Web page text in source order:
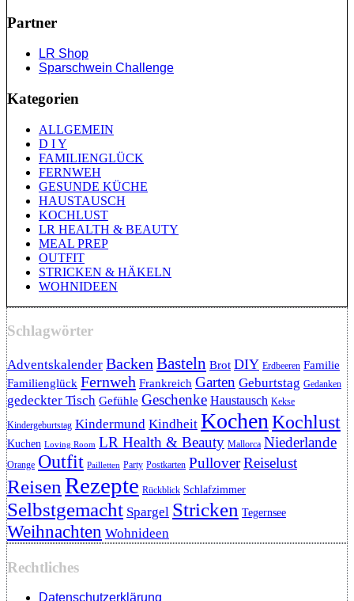
Partner
LR Shop
Sparschwein Challenge
Kategorien
ALLGEMEIN
D I Y
FAMILIENGLÜCK
FERNWEH
GESUNDE KÜCHE
HAUSTAUSCH
KOCHLUST
LR HEALTH & BEAUTY
MEAL PREP
OUTFIT
STRICKEN & HÄKELN
WOHNIDEEN
Schlagwörter
Adventskalender Backen Basteln Brot DIY Erdbeeren Familie
Familienglück Fernweh Frankreich Garten Geburtstag Gedanken
gedeckter Tisch Gefühle Geschenke Haustausch Kekse
Kindergeburtstag Kindermund Kindheit Kochen Kochlust
Kuchen Loving Room LR Health & Beauty Mallorca Niederlande
Orange Outfit Pailletten Party Postkarten PulloverReiselust
Reisen Rezepte Rückblick Schlafzimmer
Selbstgemacht Spargel Stricken Tegernsee
Weihnachten Wohnideen
Rechtliches
Datenschutzerklärung